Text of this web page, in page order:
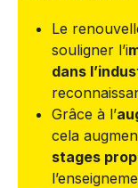
Le
souligner l’i
dans
Grâce à l’
cela
stages